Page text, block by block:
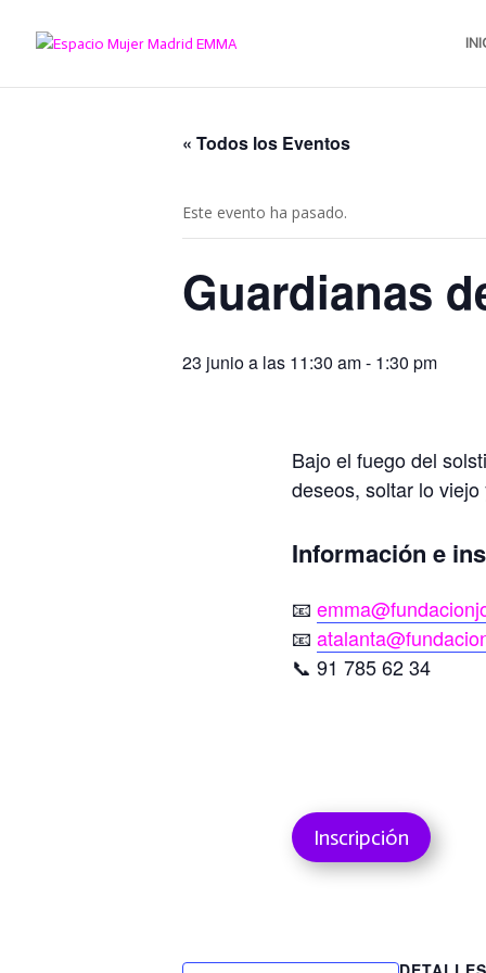
« Todos los Eventos
Este evento ha pasado.
Guardianas
23 junio a las 11:30 am- 1:30 pm
Bajo el fuego del
deseos, soltar lo
Información e
📧
📧
📞 91 785 62 34
Inscripción